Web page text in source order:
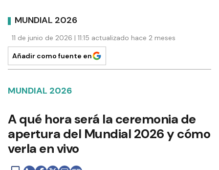
MUNDIAL 2026
11 de junio de 2026 | 11:15 actualizado hace 2 meses
Añadir como fuente en
MUNDIAL 2026
A qué hora será la ceremonia de
apertura del Mundial 2026 y cómo
verla en vivo